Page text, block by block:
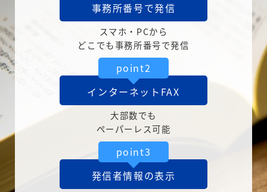
事務所番号で発信
スマホ・PCから
どこでも事務所番号で発信
point2
インターネットFAX
大部数でも
ペーパーレス可能
point3
発信者情報の表示